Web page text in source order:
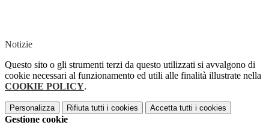
Notizie
Questo sito o gli strumenti terzi da questo utilizzati si avvalgono di
cookie necessari al funzionamento ed utili alle finalità illustrate nella
COOKIE POLICY.
Personalizza Rifiuta tutti i cookies Accetta tutti i cookies
Gestione cookie